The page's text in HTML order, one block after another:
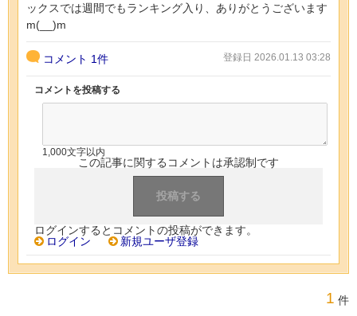
ックスでは週間でもランキング入り、ありがとうございます
m(__)m
コメント 1件 登録日 2026.01.13 03:28
コメントを投稿する
1,000文字以内
この記事に関するコメントは承認制です
ログインするとコメントの投稿ができます。
ログイン
新規ユーザ登録
1 件